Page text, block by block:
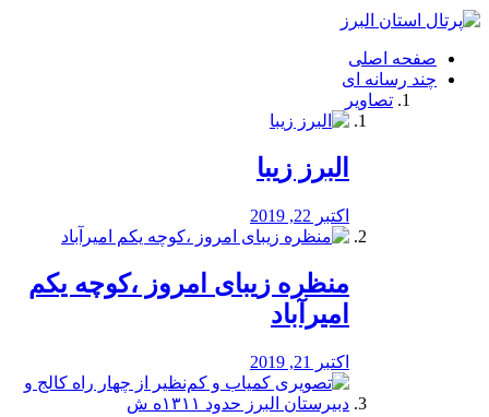
فصد
شرق
تهران
خشکشویی
صفحه اصلی
چند رسانه ای
تصاویر
البرز زیبا
اکتبر 22, 2019
منظره‌‌ زیبای امروز ،کوچه یکم
امیرآباد
اکتبر 21, 2019